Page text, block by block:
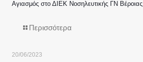
Αγιασμός στο ΔΙΕΚ Νοσηλευτικής ΓΝ Βέροιας
Περισσότερα
20/06/2023